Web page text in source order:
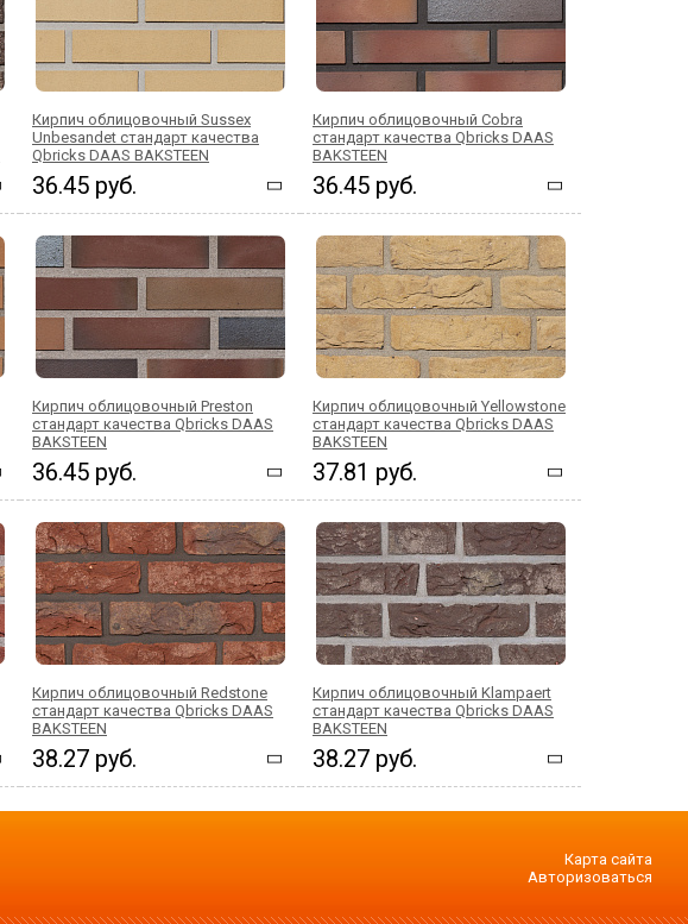
Кирпич облицовочный Sussex
Unbesandet стандарт качества
Qbricks DAAS BAKSTEEN
36.45 руб.
Кирпич облицовочный Cobra
стандарт качества Qbricks DAAS
BAKSTEEN
36.45 руб.
Кирпич облицовочный Preston
стандарт качества Qbricks DAAS
BAKSTEEN
36.45 руб.
Кирпич облицовочный Yellowstone
стандарт качества Qbricks DAAS
BAKSTEEN
37.81 руб.
Кирпич облицовочный Redstone
стандарт качества Qbricks DAAS
BAKSTEEN
38.27 руб.
Кирпич облицовочный Klampaert
стандарт качества Qbricks DAAS
BAKSTEEN
38.27 руб.
Карта сайта
Авторизоваться